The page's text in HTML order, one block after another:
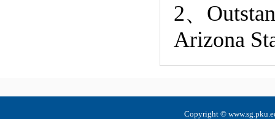
2、
Arizona
Copyright ©